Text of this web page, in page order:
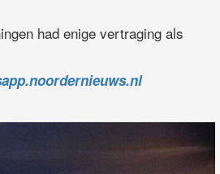
had enige vertraging als